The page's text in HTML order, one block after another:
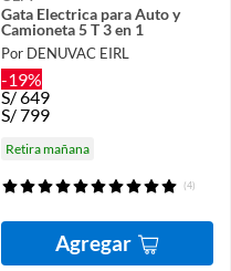
Gata Electrica para Auto y
Camioneta 5 T 3 en 1
Por DENUVAC EIRL
-19%
S/649
S/799
Retira mañana
(4)
Agregar